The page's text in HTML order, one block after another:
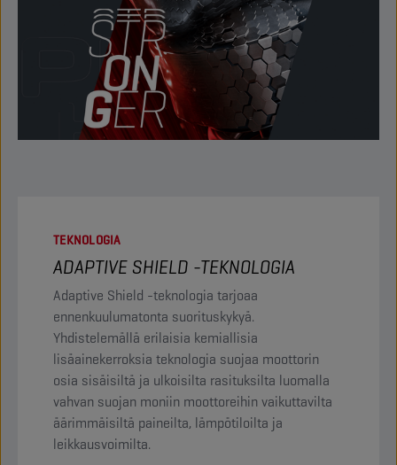
TEKNOLOGIA
ADAPTIVE SHIELD -TEKNOLOGIA
Adaptive Shield -teknologia tarjoaa
ennenkuulumatonta suorituskykyä.
Yhdistelemällä erilaisia kemiallisia
lisäainekerroksia teknologia suojaa moottorin
osia sisäisiltä ja ulkoisilta rasituksilta luomalla
vahvan suojan moniin moottoreihin vaikuttavilta
äärimmäisiltä paineilta, lämpötiloilta ja
leikkausvoimilta.